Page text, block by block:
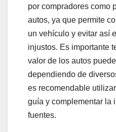
por compradores como
autos, ya que permite
un vehículo y evitar así
injustos. Es importante
valor de los autos
dependiendo de
es recomendable
guía y complementar la
fuentes.